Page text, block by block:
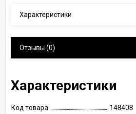
Характеристики
Отзывы (0)
Характеристики
Код товара
148408